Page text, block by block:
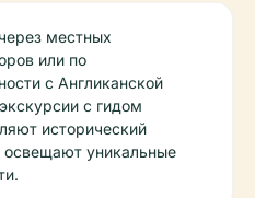
местных
или по
с Англиканской
с гидом
исторический
освещают уникальные